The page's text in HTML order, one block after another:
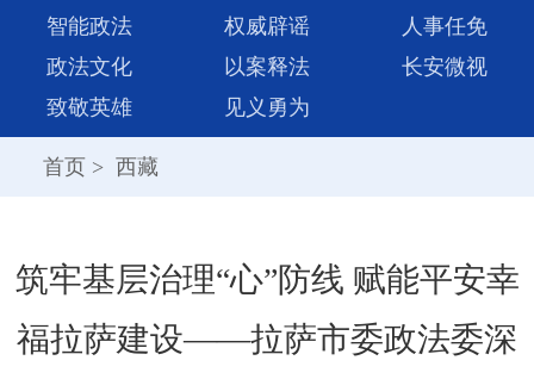
智能政法
权威辟谣
人事任免
政法文化
以案释法
长安微视
致敬英雄
见义勇为
首页 > 西藏
筑牢基层治理“心”防线 赋能平安幸
福拉萨建设——拉萨市委政法委深